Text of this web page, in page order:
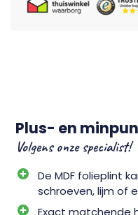
Plus- en
Volgens onze specialist!
De MDF folieplint
schroeven, lijm of
Exact matchende